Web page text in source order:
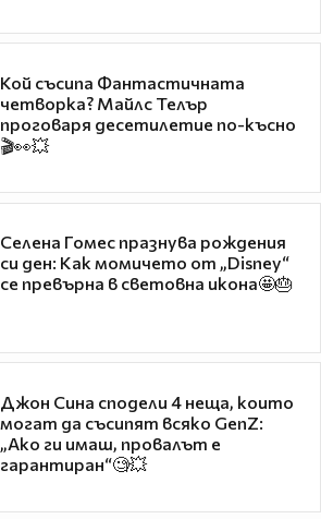
Кой съсипа Фантастичната
четворка? Майлс Телър
проговаря десетилетие по-късно
🎬👀💥
Селена Гомес празнува рождения
си ден: Как момичето от „Disney“
се превърна в световна икона🤩🎂
Джон Сина сподели 4 неща, които
могат да съсипят всяко GenZ:
„Ако ги имаш, провалът е
гарантиран“🧐💥